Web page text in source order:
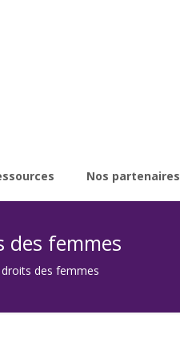
Nos partenaires
des femmes
des femmes